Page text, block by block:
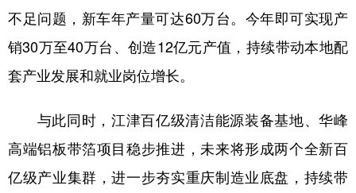
不足问题，新车年产量可达60万台。今年即可实现产
销30万至40万台、创造12亿元产值，持续带动本地配
套产业发展和就业岗位增长。
与此同时，江津百亿级清洁能源装备基地、华峰
高端铝板带箔项目稳步推进，未来将形成两个全新百
亿级产业集群，进一步夯实重庆制造业底盘，持续带